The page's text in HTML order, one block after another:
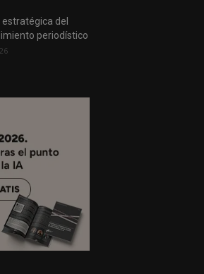
estratégica del
periodístico